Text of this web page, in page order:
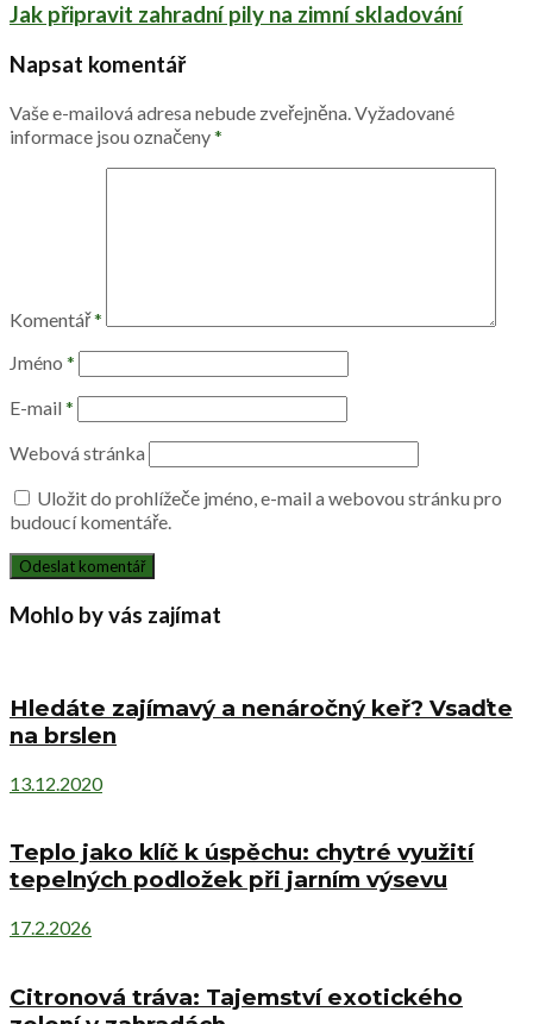
Jak připravit zahradní pily na zimní skladování
Napsat komentář
Vaše e-mailová adresa nebude zveřejněna.Vyžadované
informace jsou označeny*
Komentář*
Jméno *
E-mail *
Webová stránka
Uložit do prohlížeče jméno, e-mail a webovou stránku pro
budoucí komentáře.
Mohlo by vás zajímat
Hledáte zajímavý a nenáročný keř? Vsaďte
na brslen
13.12.2020
Teplo jako klíč k úspěchu: chytré využití
tepelných podložek při jarním výsevu
17.2.2026
Citronová tráva: Tajemství exotického